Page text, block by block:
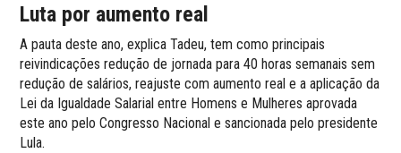
Luta por aumento real
A pauta deste ano, explica Tadeu, tem como principais
reivindicações redução de jornada para 40 horas semanais sem
redução de salários, reajuste com aumento real e a aplicação da
Lei da Igualdade Salarial entre Homens e Mulheres aprovada
este ano pelo Congresso Nacional e sancionada pelo presidente
Lula.